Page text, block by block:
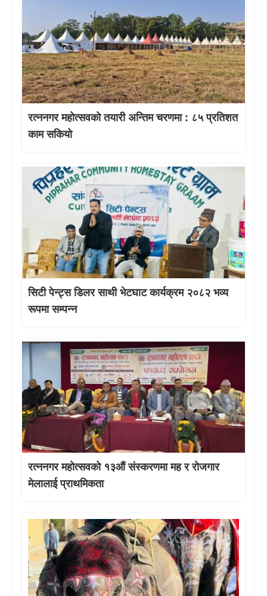
रत्ननगर महोत्सवको तयारी अन्तिम चरणमा : ८५ प्रतिशत
काम सकियो
सिटी पेन्ट्स डिलर साथी भेटघाट कार्यक्रम २०८२ भव्य
रूपमा सम्पन्न
रत्ननगर महोत्सवको १३औं संस्करणमा मह र रोजगार
मेलालाई प्राथमिकता